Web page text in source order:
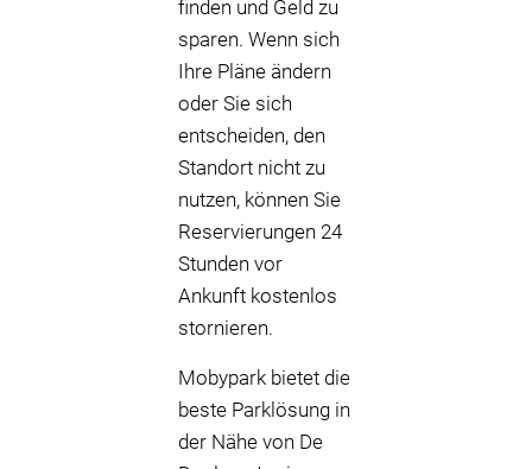
finden und Geld zu
sparen. Wenn sich
Ihre Pläne ändern
oder Sie sich
entscheiden, den
Standort nicht zu
nutzen, können Sie
Reservierungen 24
Stunden vor
Ankunft kostenlos
stornieren.
Mobypark bietet die
beste Parklösung in
der Nähe von De